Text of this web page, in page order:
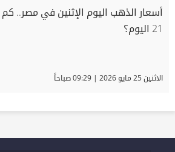
21 اليوم؟
الاثنين 25 مايو 2026 | 09:29 صباحاً